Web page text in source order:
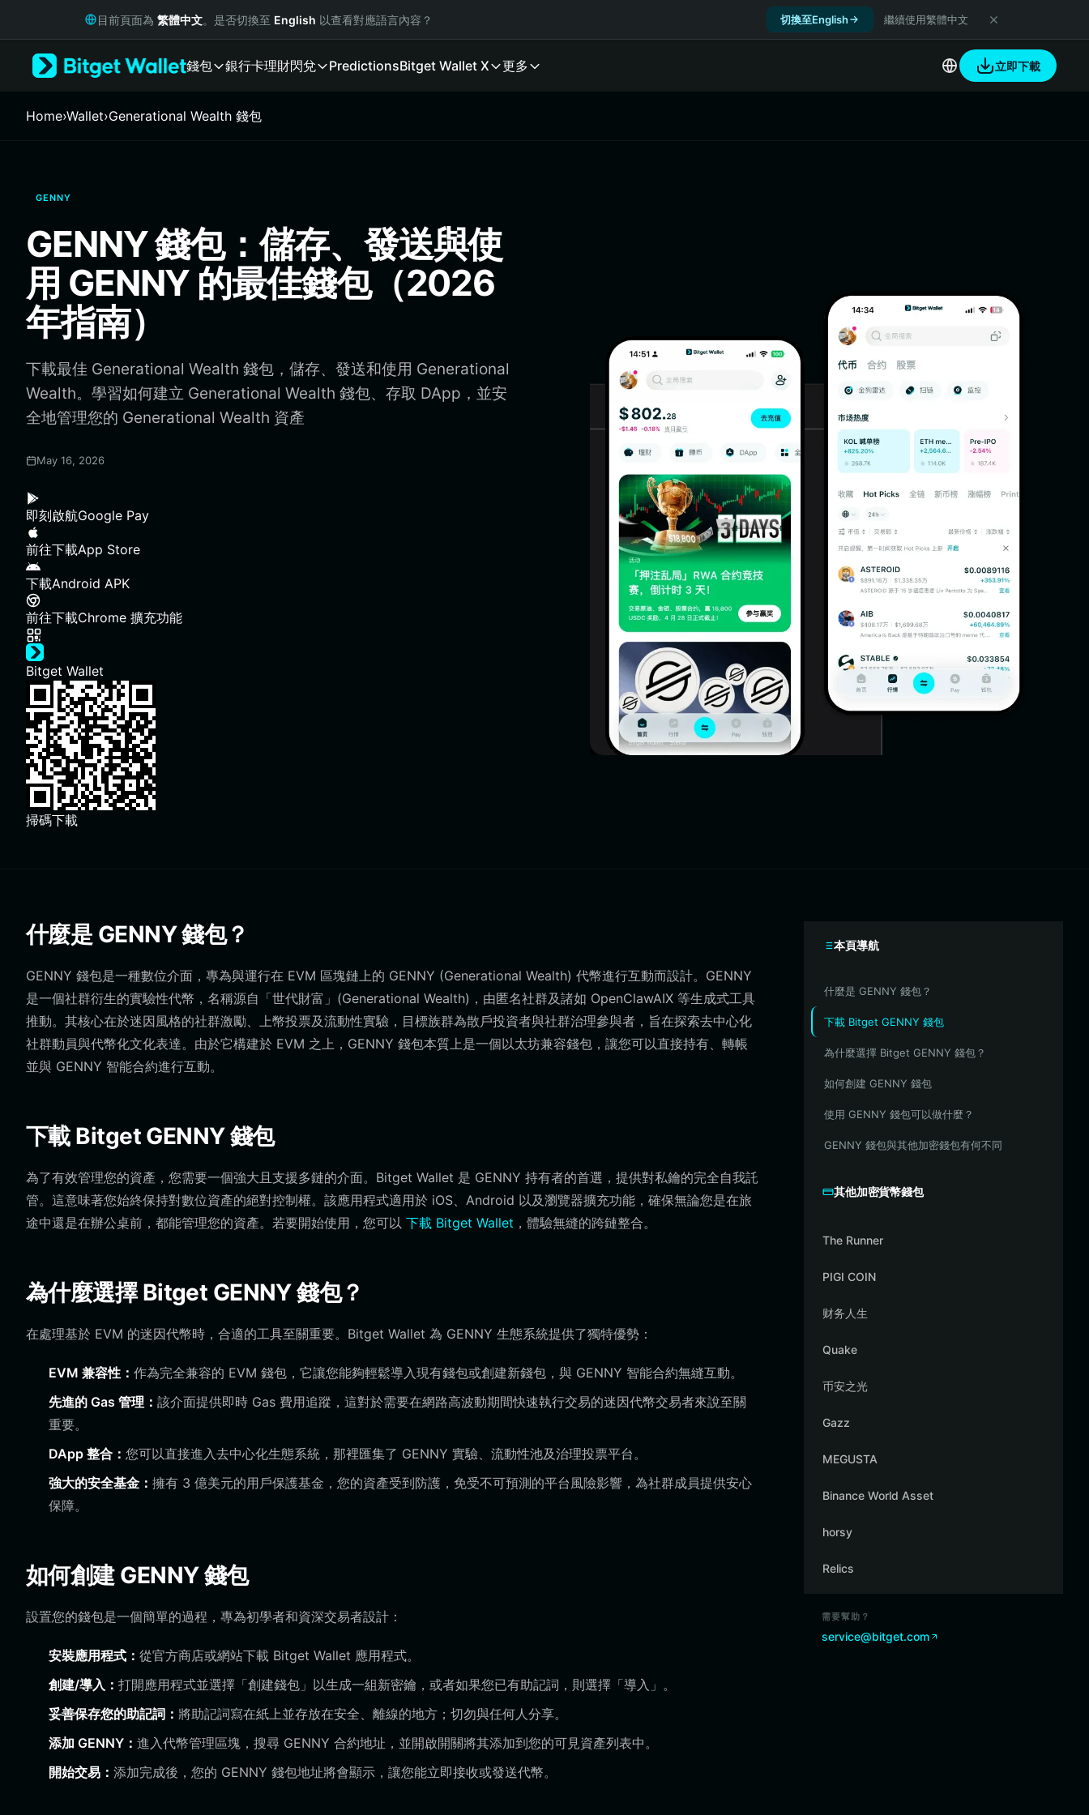
Русский
Italiano
繁體中文
Bahasa Indonesia
ภาษาไทย
Español
Português (Brasil)
Español (Argentina)
目前頁面為 繁體中文。是否切換至 English 以查看對應語言內容？ 切換至English 繼續使用繁體中文
錢包 銀行卡理財閃兌 PredictionsBitget Wallet X 更多 立即下載
Home›Wallet›Generational Wealth 錢包
GENNY
GENNY 錢包：儲存、發送與使
用 GENNY 的最佳錢包（2026
年指南）
下載最佳 Generational Wealth 錢包，儲存、發送和使用 Generational
Wealth。學習如何建立 Generational Wealth 錢包、存取 DApp，並安
全地管理您的 Generational Wealth 資產
May 16, 2026
即刻啟航Google Pay
前往下載App Store
下載Android APK
前往下載Chrome 擴充功能
Bitget Wallet
掃碼下載
什麼是 GENNY 錢包？
GENNY 錢包是一種數位介面，專為與運行在 EVM 區塊鏈上的 GENNY (Generational Wealth) 代幣進行互動而設計。GENNY
是一個社群衍生的實驗性代幣，名稱源自「世代財富」(Generational Wealth)，由匿名社群及諸如 OpenClawAIX 等生成式工具
推動。其核心在於迷因風格的社群激勵、上幣投票及流動性實驗，目標族群為散戶投資者與社群治理參與者，旨在探索去中心化
社群動員與代幣化文化表達。由於它構建於 EVM 之上，GENNY 錢包本質上是一個以太坊兼容錢包，讓您可以直接持有、轉帳
並與 GENNY 智能合約進行互動。
下載 Bitget GENNY 錢包
為了有效管理您的資產，您需要一個強大且支援多鏈的介面。Bitget Wallet 是 GENNY 持有者的首選，提供對私鑰的完全自我託
管。這意味著您始終保持對數位資產的絕對控制權。該應用程式適用於 iOS、Android 以及瀏覽器擴充功能，確保無論您是在旅
途中還是在辦公桌前，都能管理您的資產。若要開始使用，您可以 下載 Bitget Wallet ，體驗無縫的跨鏈整合。
為什麼選擇 Bitget GENNY 錢包？
在處理基於 EVM 的迷因代幣時，合適的工具至關重要。Bitget Wallet 為 GENNY 生態系統提供了獨特優勢：
EVM 兼容性： 作為完全兼容的 EVM 錢包，它讓您能夠輕鬆導入現有錢包或創建新錢包，與 GENNY 智能合約無縫互動。
先進的 Gas 管理： 該介面提供即時 Gas 費用追蹤，這對於需要在網路高波動期間快速執行交易的迷因代幣交易者來說至關
重要。
DApp 整合： 您可以直接進入去中心化生態系統，那裡匯集了 GENNY 實驗、流動性池及治理投票平台。
強大的安全基金： 擁有 3 億美元的用戶保護基金，您的資產受到防護，免受不可預測的平台風險影響，為社群成員提供安心
保障。
如何創建 GENNY 錢包
設置您的錢包是一個簡單的過程，專為初學者和資深交易者設計：
安裝應用程式： 從官方商店或網站下載 Bitget Wallet 應用程式。
創建/導入： 打開應用程式並選擇「創建錢包」以生成一組新密鑰，或者如果您已有助記詞，則選擇「導入」。
妥善保存您的助記詞： 將助記詞寫在紙上並存放在安全、離線的地方；切勿與任何人分享。
添加 GENNY： 進入代幣管理區塊，搜尋 GENNY 合約地址，並開啟開關將其添加到您的可見資產列表中。
開始交易： 添加完成後，您的 GENNY 錢包地址將會顯示，讓您能立即接收或發送代幣。
本頁導航
什麼是 GENNY 錢包？
下載 Bitget GENNY 錢包
為什麼選擇 Bitget GENNY 錢包？
如何創建 GENNY 錢包
使用 GENNY 錢包可以做什麼？
GENNY 錢包與其他加密錢包有何不同
其他加密貨幣錢包
The Runner
PIGI COIN
财务人生
Quake
币安之光
Gazz
MEGUSTA
Binance World Asset
horsy
Relics
需要幫助？
service@bitget.com